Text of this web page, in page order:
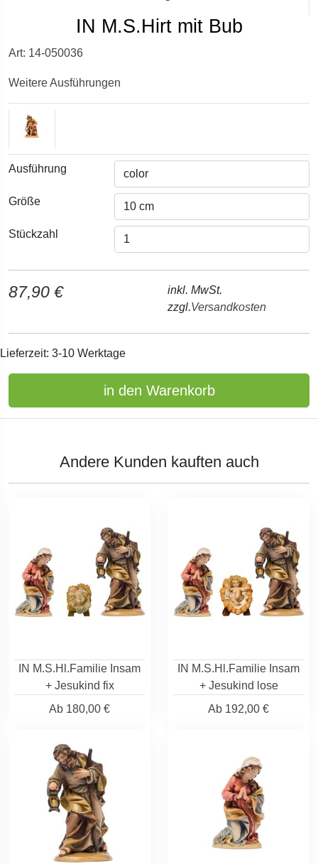
IN M.S.Hirt mit Bub
Art: 14-050036
Weitere Ausführungen
Ausführung
Größe
Stückzahl
87,90 €
inkl. MwSt.
zzgl.Versandkosten
Lieferzeit: 3-10 Werktage
in den Warenkorb
Andere Kunden kauften auch
IN M.S.Hl.Familie Insam
+ Jesukind fix
Ab 180,00 €
IN M.S.Hl.Familie Insam
+ Jesukind lose
Ab 192,00 €